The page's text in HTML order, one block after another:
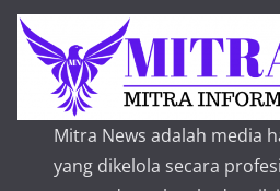
Mitra News adalah media
yang dikelola secara